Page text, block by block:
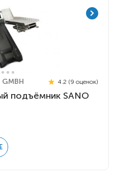
GMBH 4.2 (9 оценок)
подъёмник SANO